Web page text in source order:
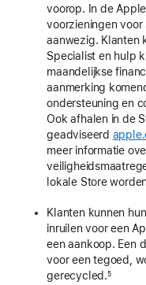
voorop. In de
voorzieningen
aanwezig. Klanten
Specialist en hulp
maandelijkse
aanmerking
ondersteuning en
Ook afhalen in de
geadviseerd
meer informatie
lokale Store
Klanten kunnen
inruilen voor een
een aankoop. Een
voor een tegoed,
gerecycled.5